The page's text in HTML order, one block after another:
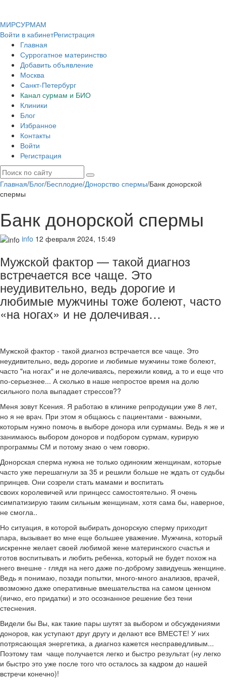
МИРСУРМАМ
Войти в кабинетРегистрация
Главная
Суррогатное материнство
Добавить объявление
Москва
Санкт-Петербург
Канал сурмам и БИО
Клиники
Блог
Избранное
Контакты
Войти
Регистрация
Главная/Блог/Бесплодие/Донорство спермы/Банк донорской
спермы
Банк донорской спермы
info 12 февраля 2024, 15:49
Мужской фактор — такой диагноз
встречается все чаще. Это
неудивительно, ведь дорогие и
любимые мужчины тоже болеют, часто
«на ногах» и не долечивая…
Мужской фактор - такой диагноз встречается все чаще. Это
неудивительно, ведь дорогие и любимые мужчины тоже болеют,
часто "на ногах" и не долечиваясь, пережили ковид, а то и еще что
по-серьезнее... А сколько в наше непростое время на долю
сильного пола выпадает стрессов??
Меня зовут Ксения. Я работаю в клинике репродукции уже 8 лет,
но я не врач. При этом я общаюсь с пациентами - важными,
которым нужно помочь в выборе донора или сурмамы. Ведь я же и
занимаюсь выбором доноров и подбором сурмам, курирую
программы СМ и потому знаю о чем говорю.
Донорская сперма нужна не только одиноким женщинам, которые
часто уже перешагнули за 35 и решили больше не ждать от судьбы
принцев. Они созрели стать мамами и воспитать
своих королевичей или принцесс самостоятельно. Я очень
симпатизирую таким сильным женщинам, хотя сама бы, наверное,
не смогла..
Но ситуация, в которой выбирать донорскую сперму приходит
пара, вызывает во мне еще большее уважение. Мужчина, который
искренне желает своей любимой жене материнского счастья и
готов воспитывать и любить ребенка, который не будет похож на
него внешне - глядя на него даже по-доброму завидуешь женщине.
Ведь я понимаю, позади попытки, много-много анализов, врачей,
возможно даже оперативные вмешательства на самом ценном
(яичко, его придатки) и это осознанное решение без тени
стеснения.
Видели бы Вы, как такие пары шутят за выбором и обсуждениями
доноров, как уступают друг другу и делают все ВМЕСТЕ! У них
потрясающая энергетика, а диагноз кажется несправедливым...
Поэтому там чаще получается легко и быстро результат (ну легко
и быстро это уже после того что осталось за кадром до нашей
встречи конечно)!